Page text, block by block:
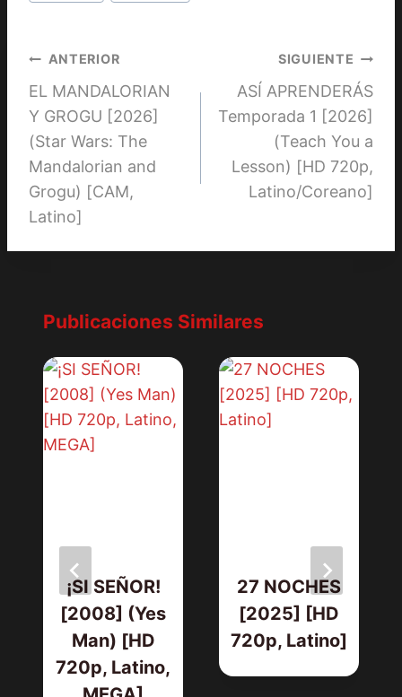
Navegación
de
entradas
ANTERIOR
EL MANDALORIAN
Y GROGU [2026]
(Star Wars: The
Mandalorian and
Grogu) [CAM,
Latino]
SIGUIENTE
ASÍ APRENDERÁS
Temporada 1 [2026]
(Teach You a
Lesson) [HD 720p,
Latino/Coreano]
Publicaciones Similares
¡SI SEÑOR!
[2008] (Yes
Man) [HD
720p, Latino,
27 NOCHES
[2025] [HD
720p, Latino]